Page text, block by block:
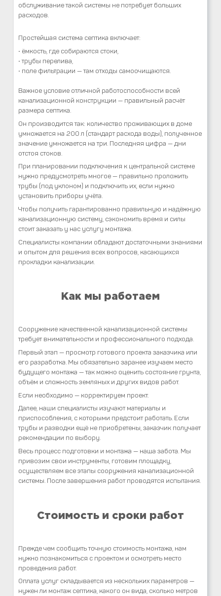
обслуживание такой системы не потребует больших
расходов.
Простейшая система септика включает:
• ёмкость, где собираются стоки,
• трубы перелива,
• поле фильтрации — там отходы самоочищаются.
Важное условие отличной работоспособности всей
канализационной конструкции — правильный расчёт
размера септика.
Он производится так: количество проживающих в доме
умножается на 200 л (стандарт расхода воды), полученное
значение умножается на три. Последняя цифра — дни
отстоя стоков.
При планировании подключения к центральной системе
нужно предусмотреть многое — правильно проложить
трубы (под уклоном) и подключить их, если нужно
установить приборы учёта.
Чтобы получить гарантированно правильную и надёжную
канализационную систему, сэкономить время и силы
стоит заказать у нас услугу монтажа.
Специалисты компании обладают достаточными знаниями
и опытом для решения всех вопросов, касающихся
прокладки канализации.
Как мы работаем
Сооружение качественной канализационной системы
требует внимательности и профессионального подхода.
Первый этап — просмотр готового проекта заказчика или
его разработка. Мы обязательно заранее изучаем место
будущего монтажа — так можно оценить состояние грунта,
объём и сложность земляных и других видов работ.
Если необходимо — корректируем проект.
Далее, наши специалисты изучают материалы и
приспособления, с которыми предстоит работать. Если
трубы и разводки ещё не приобретены, заказчик получает
рекомендации по выбору.
Весь процесс подготовки и монтажа — наша забота. Мы
привозим свои инструменты, готовим площадку,
осуществляем все этапы сооружения канализационной
системы. После завершения работ проводятся испытания.
Стоимость и сроки работ
Прежде чем сообщить точную стоимость монтажа, нам
нужно познакомиться с проектом и осмотреть место
проведения работ.
Оплата услуг складывается из нескольких параметров —
нужен ли монтаж септика, какого он вида, сколько метров